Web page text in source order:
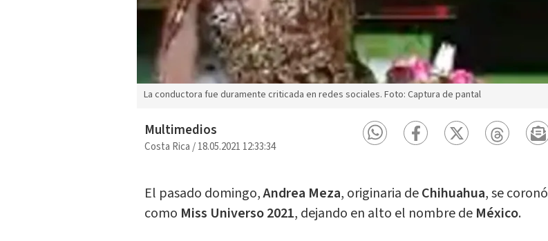
La conductora fue duramente criticada en redes sociales. Foto: Captura de pantal
Multimedios
Costa Rica/18.05.2021 12:33:34
El pasado domingo,Andrea Meza, originaria deChihuahua, se coronó
como Miss Universo 2021, dejando en alto el nombre de México.